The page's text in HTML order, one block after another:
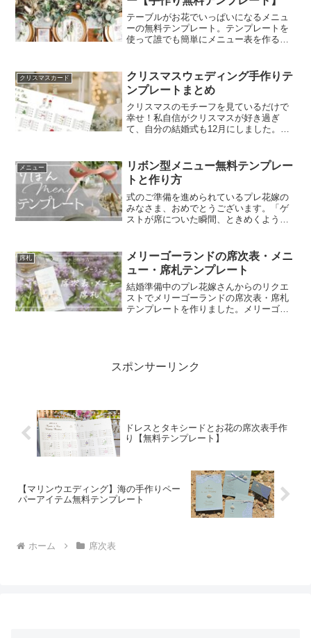
テーブルがお花でいっぱいになるメニュ
ーの無料テンプレート。テンプレートを
使って誰でも簡単にメニュー表を作るこ
など、手作りのアドバイスも発信中。ウ
ェディングペーパーアイテムを始め、マ
スクケース、ニューボーンボード、マン
スリーカードなど、イベントを彩るオリ
ジナルペーパーアイテムが作れるテンプ
レートを毎週追加中。
クリスマスカード
クリスマスウェディング手作りテ
ンプレートまとめ
クリスマスのモチーフを見ているだけで
幸せ！私自信がクリスマスが好き過ぎ
て、自分の結婚式も12月にしました。そ
リスマス好き。クリスマスウェディング
に向けて準備中のふたりに...
メニュー
リボン型メニュー無料テンプレー
トと作り方
式のご準備を進められているプレ花嫁の
みなさま、おめでとうございます。「ゲ
ストが席についた瞬間、ときめくような
ペーパーアイテムを探している」そんな
理想を叶えるために、海...
席札
メリーゴーランドの席次表・メニ
ュー・席札テンプレート
結婚準備中のプレ花嫁さんからのリクエ
ストでメリーゴーランドの席次表・席札
テンプレートを作りました。メリーゴー
スポンサーリンク
ドレスとタキシードとお花の席次表手作
り【無料テンプレート】
【マリンウエディング】海の手作りペー
パーアイテム無料テンプレート
ホーム 席次表